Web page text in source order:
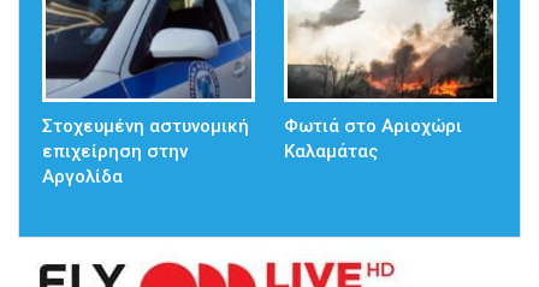
Στοχευμένη αστυνομική
επιχείρηση στην
Αργολίδα
Φωτιά στο Αριοχώρι
Καλαμάτας